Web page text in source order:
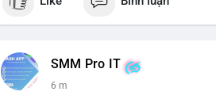
SMM Pro IT
7 m